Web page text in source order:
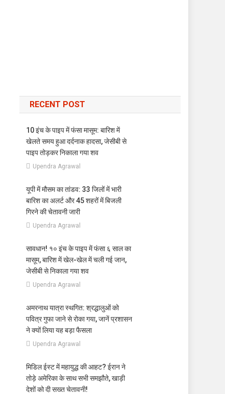
RECENT POST
10 इंच के पाइप में फंसा मासूम: बारिश में
खेलते समय हुआ दर्दनाक हादसा, जेसीबी से
पाइप तोड़कर निकाला गया शव
Upendra Agrawal
यूपी में मौसम का तांडव: 33 जिलों में भारी
बारिश का अलर्ट और 45 शहरों में बिजली
गिरने की चेतावनी जारी
Upendra Agrawal
सावधान! १० इंच के पाइप में फंसा ६ साल का
मासूम, बारिश में खेल-खेल में चली गई जान,
जेसीबी से निकाला गया शव
Upendra Agrawal
अमरनाथ यात्रा स्थगित: श्रद्धालुओं को
पवित्र गुफा जाने से रोका गया, जानें प्रशासन
ने क्यों लिया यह बड़ा फैसला
Upendra Agrawal
मिडिल ईस्ट में महायुद्ध की आहट? ईरान ने
तोड़े अमेरिका के साथ सभी समझौते, खाड़ी
देशों को दी सख्त चेतावनी!